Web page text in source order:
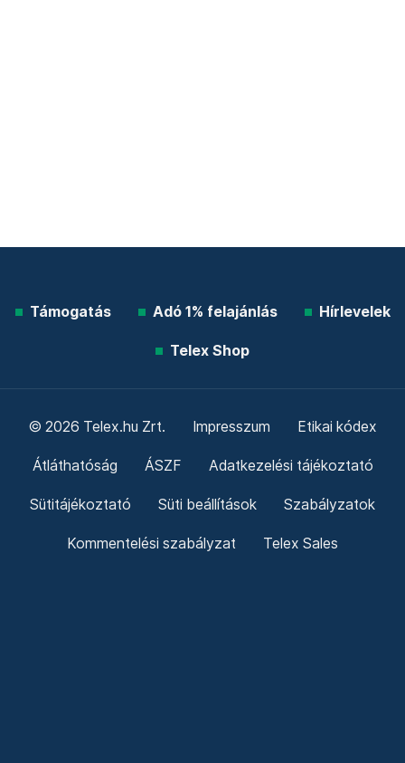
Támogatás Adó 1% felajánlás Hírlevelek
Telex Shop
© 2026 Telex.hu Zrt. Impresszum Etikai kódex
Átláthatóság ÁSZF Adatkezelési tájékoztató
Sütitájékoztató Süti beállítások Szabályzatok
Kommentelési szabályzat Telex Sales